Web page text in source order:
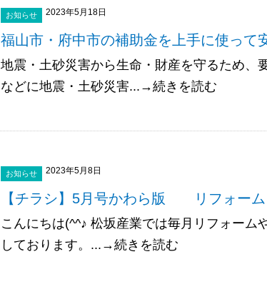
お知らせ 2023年5月18日
福山市・府中市の補助金を上手に使って
地震・土砂災害から生命・財産を守るため、
などに地震・土砂災害...→続きを読む
お知らせ 2023年5月8日
【チラシ】5月号かわら版 リフォーム
こんにちは(^^♪ 松坂産業では毎月リフォーム
しております。...→続きを読む